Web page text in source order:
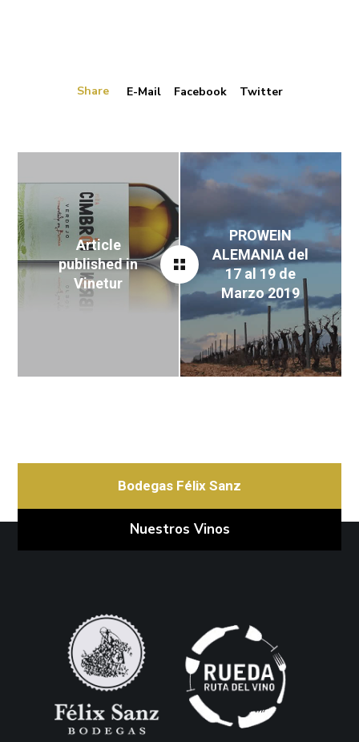
Share E-Mail Facebook Twitter
Article
published in
Vinetur
PROWEIN
ALEMANIA del
17 al 19 de
Marzo 2019
Bodegas Félix Sanz
Nuestros Vinos